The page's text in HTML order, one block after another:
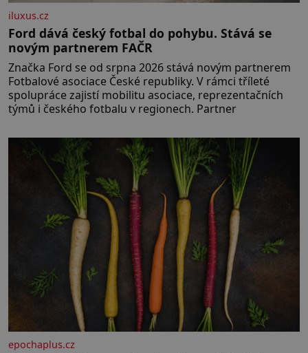
iluxus.cz
Ford dává český fotbal do pohybu. Stává se
novým partnerem FAČR
Značka Ford se od srpna 2026 stává novým partnerem
Fotbalové asociace České republiky. V rámci tříleté
spolupráce zajistí mobilitu asociace, reprezentačních
týmů i českého fotbalu v regionech. Partner
epochaplus.cz